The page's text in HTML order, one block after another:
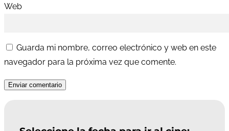
Web
Guarda mi nombre, correo electrónico y web en este
navegador para la próxima vez que comente.
Enviar comentario